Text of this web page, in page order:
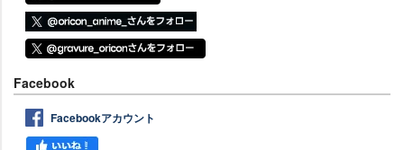
Facebook
Facebookアカウント